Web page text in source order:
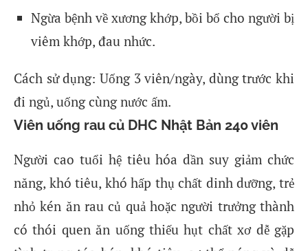
Ngừa bệnh về xương khớp, bồi bổ cho người bị
viêm khớp, đau nhức.
Cách sử dụng: Uống 3 viên/ngày, dùng trước khi
đi ngủ, uống cùng nước ấm.
Viên uống rau củ DHC Nhật Bản 240 viên
Người cao tuổi hệ tiêu hóa dần suy giảm chức
năng, khó tiêu, khó hấp thụ chất dinh dưỡng, trẻ
nhỏ kén ăn rau củ quả hoặc người trưởng thành
có thói quen ăn uống thiếu hụt chất xơ dễ gặp